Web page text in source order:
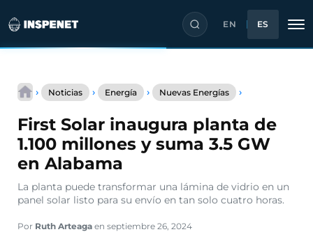
contenido
EN ES
› Noticias › Energía › Nuevas Energías ›
planta
de
1.100
suma
3.5
First Solar inaugura planta de
1.100 millones y suma 3.5 GW
en Alabama
La planta puede transformar una lámina de vidrio en un
panel solar listo para su envío en tan solo cuatro horas.
Por Ruth Arteaga en septiembre 26, 2024